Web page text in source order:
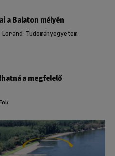
a Balaton mélyén
Tudományegyetem
a megfelelő